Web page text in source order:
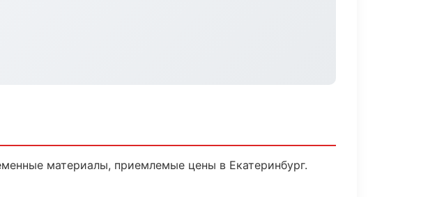
материалы, приемлемые цены в Екатеринбург.